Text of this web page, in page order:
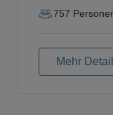
757
Mehr